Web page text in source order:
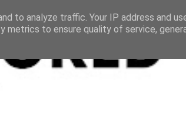
to analyze traffic. Your IP address and
metrics to ensure quality of service,